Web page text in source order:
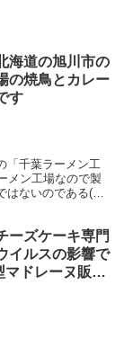
海道の旭川市の
の焼鳥とカレー
す
「千葉ラーメン工
メン工場なので製
はないのである(地
ーズケーキ専門
イルスの影響で
マドレーヌ販売